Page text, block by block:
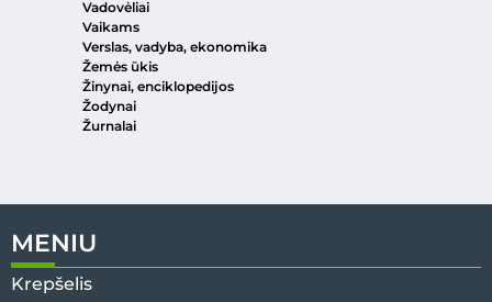
Vadovėliai
Vaikams
Verslas, vadyba, ekonomika
Žemės ūkis
Žinynai, enciklopedijos
Žodynai
Žurnalai
MENIU
Krepšelis